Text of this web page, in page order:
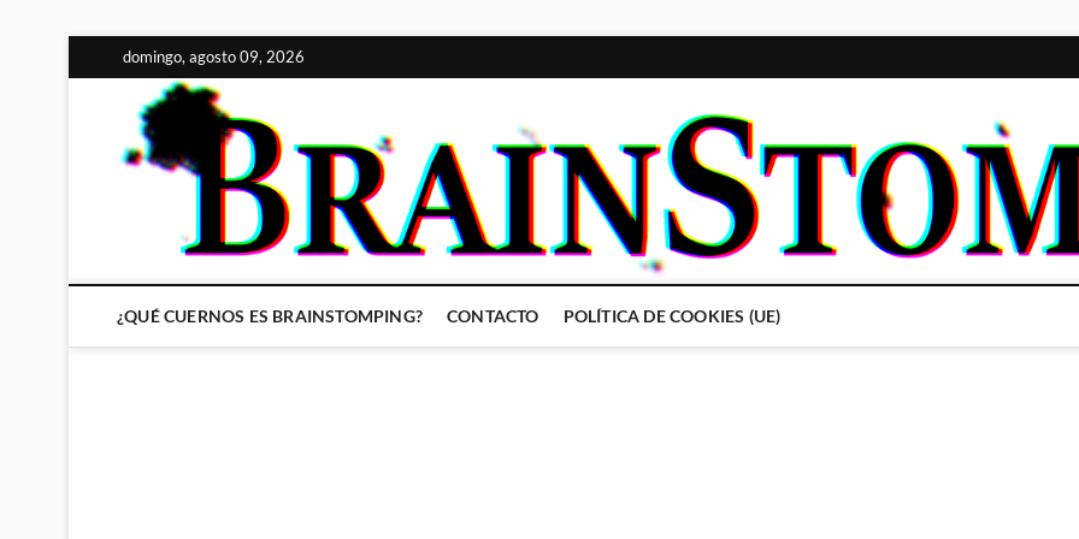
al
contenido
domingo, agosto 09, 2026
¿QUÉ CUERNOS ES BRAINSTOMPING? CONTACTO POLÍTICA DE COOKIES (UE)